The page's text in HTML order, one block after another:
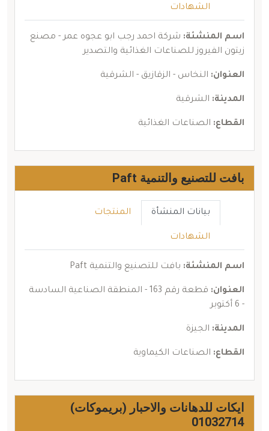
الشهادات
اسم المنشئة: شركة احمد رجب ابو عجوه عمر - مصنع
زيتون الفيروز للصناعات الغذائية والتصدير
العنوان: النخاس - الزقازيق - الشرقية
المدينة: الشرقية
القطاع: الصناعات الغذائية
بافت للتصنيع والتنمية Paft
بيانات المنشأة المنتجات
الشهادات
اسم المنشئة: بافت للتصنيع والتنمية Paft
العنوان:
قطعة رقم 163 - المنطقة الصناعية السادسة
- 6 أكتوبر
المدينة: الجيزة
القطاع: الصناعات الكيماوية
ايكات للدهانات والاحبار (بريموكات)
01032714